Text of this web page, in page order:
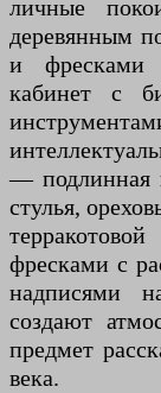
личные
деревянным
и фресками
кабинет с
— подлинная
стулья,
фресками с
надписями
создают
предмет
века.